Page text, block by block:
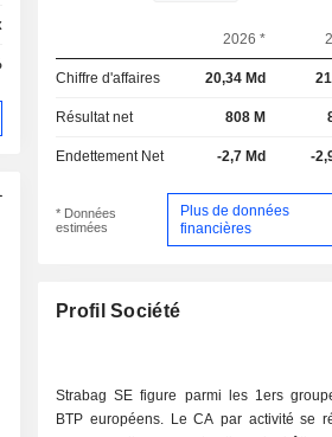
2026 *
Chiffre d'affaires 20,34 Md
Résultat net 808 M
Endettement Net -2,7 Md -
* Données
estimées
Plus de données
financières
Profil Société
Strabag SE figure parmi les 1ers
BTP européens. Le CA par activité se